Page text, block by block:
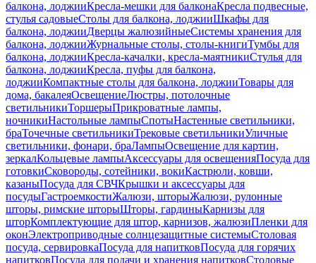
балкона, лоджииКресла-мешки для балконаКресла подвесные,
стулья садовыеСтолы для балкона, лоджииШкафы для
балкона, лоджииДверцы жалюзийныеСистемы хранения для
балкона, лоджииЖурнальные столы, столы-книгиТумбы для
балкона, лоджииКресла-качалки, кресла-маятникиСтулья для
балкона, лоджииКресла, пуфы для балкона,
лоджииКомпактные столы для балкона, лоджииТовары для
дома, бакалеяОсвещениеЛюстры, потолочные
светильникиТоршерыПрикроватные лампы,
ночникиНастольные лампыСпотыНастенные светильники,
браТочечные светильникиТрековые светильникиУличные
светильники, фонари, браЛампыОсвещение для картин,
зеркалКольцевые лампыАксессуары для освещенияПосуда для
готовкиСковороды, сотейники, вокиКастрюли, ковши,
казаныПосуда для СВЧКрышки и аксессуары для
посудыГастроемкостиЖалюзи, шторыЖалюзи, рулонные
шторы, римские шторыШторы, гардиныКарнизы для
шторКомплектующие для штор, карнизов, жалюзиПленки для
оконЭлектроприводные солнцезащитные системыСтоловая
посуда, сервировкаПосуда для напитковПосуда для горячих
напитковПосуда для подачи и хранения напитковСтоловые